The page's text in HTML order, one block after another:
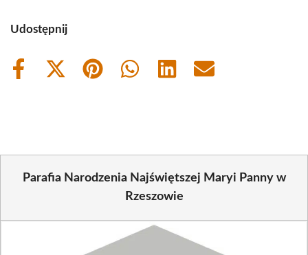
Udostępnij
Share
Share
Share
Share
Share
Share
Parafia Narodzenia Najświętszej Maryi Panny w
Rzeszowie